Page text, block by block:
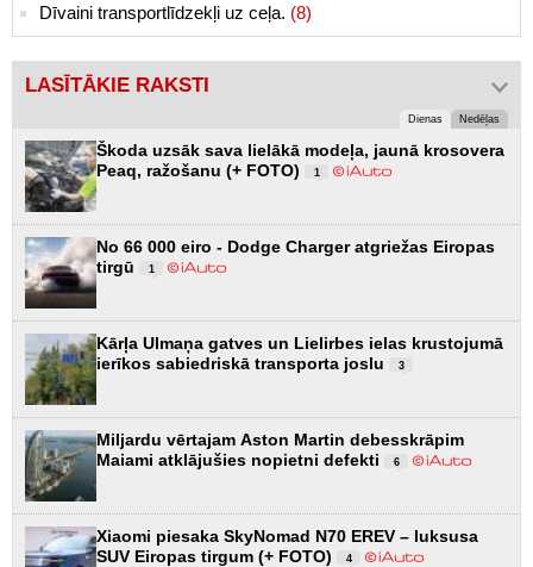
Dīvaini transportlīdzekļi uz ceļa. (8)
LASĪTĀKIE RAKSTI
Dienas Nedēļas
Škoda uzsāk sava lielākā modeļa, jaunā krosovera
Peaq, ražošanu (+ FOTO)
1
No 66 000 eiro - Dodge Charger atgriežas Eiropas
tirgū
1
Kārļa Ulmaņa gatves un Lielirbes ielas krustojumā
ierīkos sabiedriskā transporta joslu
3
Miljardu vērtajam Aston Martin debesskrāpim
Maiami atklājušies nopietni defekti
6
Xiaomi piesaka SkyNomad N70 EREV – luksusa
SUV Eiropas tirgum (+ FOTO)
4